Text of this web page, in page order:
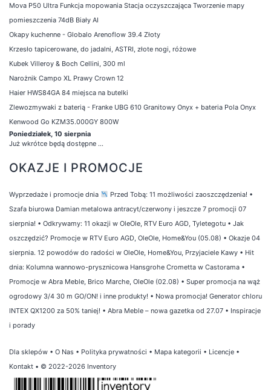
Mova P50 Ultra Funkcja mopowania Stacja oczyszczająca Tworzenie mapy
pomieszczenia 74dB Biały AI
Okapy kuchenne - Globalo Arenoflow 39.4 Złoty
Krzesło tapicerowane, do jadalni, ASTRI, złote nogi, różowe
Kubek Villeroy & Boch Cellini, 300 ml
Narożnik Campo XL Prawy Crown 12
Haier HWS84GA 84 miejsca na butelki
Zlewozmywaki z baterią - Franke UBG 610 Granitowy Onyx + bateria Pola Onyx
Kenwood Go KZM35.000GY 800W
Poniedziałek, 10 sierpnia
Już wkrótce będą dostępne ...
OKAZJE I PROMOCJE
Wyprzedaże i promocje dnia Przed Tobą: 11 możliwości zaoszczędzenia!•
Szafa biurowa Damian metalowa antracyt/czerwony i jeszcze 7 promocji 07
sierpnia! • Odkrywamy: 11 okazji w OleOle, RTV Euro AGD, Tyletegotu • Jak
oszczędzić? Promocje w RTV Euro AGD, OleOle, Home&You (05.08) • Okazje 04
sierpnia. 12 powodów do radości w OleOle, Home&You, Przyjaciele Kawy • Hit
dnia: Kolumna wannowo-prysznicowa Hansgrohe Crometta w Castorama •
Promocje w Abra Meble, Brico Marche, OleOle (02.08) • Super promocja na wąż
ogrodowy 3/4 30 m GO/ON! i inne produkty! • Nowa promocja! Generator chloru
INTEX QX1200 za 50% taniej! • Abra Meble – nowa gazetka od 27.07 • Inspiracje
i porady
Dla sklepów • O Nas • Polityka prywatności • Mapa kategorii • Licencje •
Kontakt • © 2022-2026 Inventory